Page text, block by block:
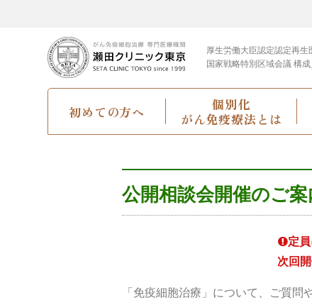
厚生労働大臣認定認定再生
国家戦略特別区域会議 構成
初めての方へ
個別化
がん免疫療法とは
公開相談会開催のご案
定
次回
「免疫細胞治療」について、ご質問